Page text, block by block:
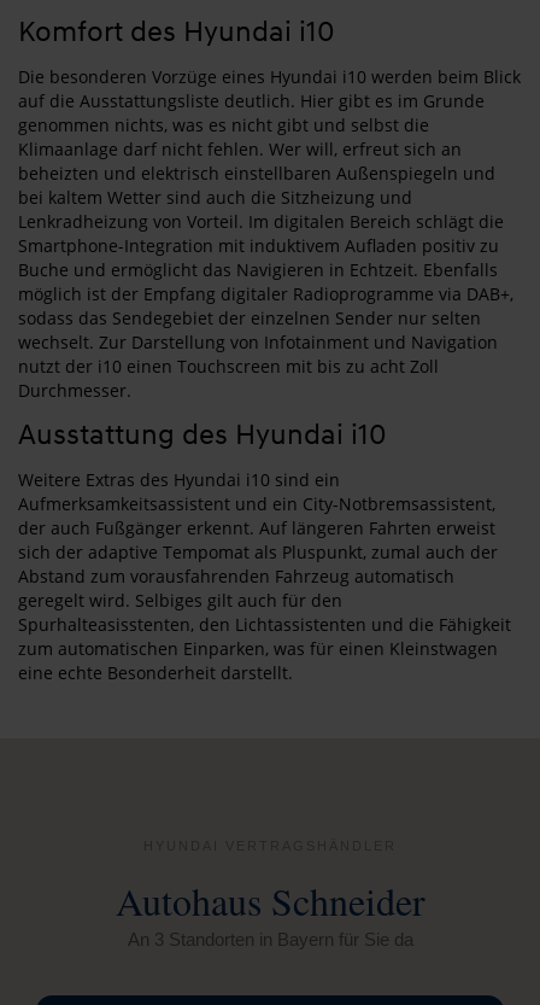
Komfort des Hyundai i10
Die besonderen Vorzüge eines Hyundai i10 werden beim Blick
auf die Ausstattungsliste deutlich. Hier gibt es im Grunde
genommen nichts, was es nicht gibt und selbst die
Klimaanlage darf nicht fehlen. Wer will, erfreut sich an
beheizten und elektrisch einstellbaren Außenspiegeln und
bei kaltem Wetter sind auch die Sitzheizung und
Lenkradheizung von Vorteil. Im digitalen Bereich schlägt die
Smartphone-Integration mit induktivem Aufladen positiv zu
Buche und ermöglicht das Navigieren in Echtzeit. Ebenfalls
möglich ist der Empfang digitaler Radioprogramme via DAB+,
sodass das Sendegebiet der einzelnen Sender nur selten
wechselt. Zur Darstellung von Infotainment und Navigation
nutzt der i10 einen Touchscreen mit bis zu acht Zoll
Durchmesser.
Ausstattung des Hyundai i10
Weitere Extras des Hyundai i10 sind ein
Aufmerksamkeitsassistent und ein City-Notbremsassistent,
der auch Fußgänger erkennt. Auf längeren Fahrten erweist
sich der adaptive Tempomat als Pluspunkt, zumal auch der
Abstand zum vorausfahrenden Fahrzeug automatisch
geregelt wird. Selbiges gilt auch für den
Spurhalteasisstenten, den Lichtassistenten und die Fähigkeit
zum automatischen Einparken, was für einen Kleinstwagen
eine echte Besonderheit darstellt.
Autohaus Schneider
An 3 Standorten in Bayern für Sie da